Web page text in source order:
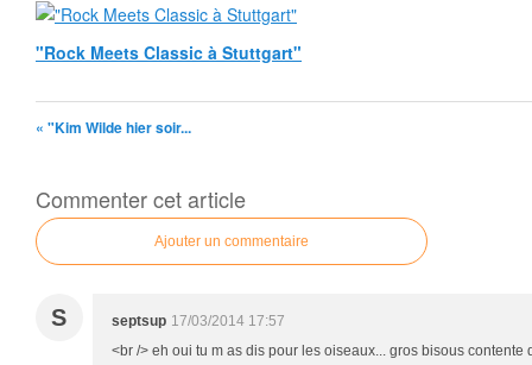
"Rock Meets Classic à Stuttgart"
« "Kim Wilde hier soir...
Commenter cet article
Ajouter un commentaire
S septsup 17/03/2014 17:57
<br /> eh oui tu m as dis pour les oiseaux... gros bisous contente